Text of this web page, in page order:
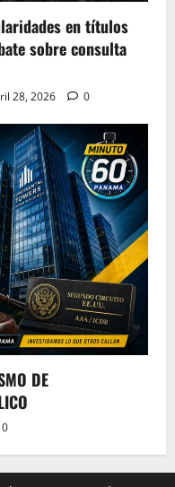
en títulos
sobre consulta
28, 2026 0
DE
0